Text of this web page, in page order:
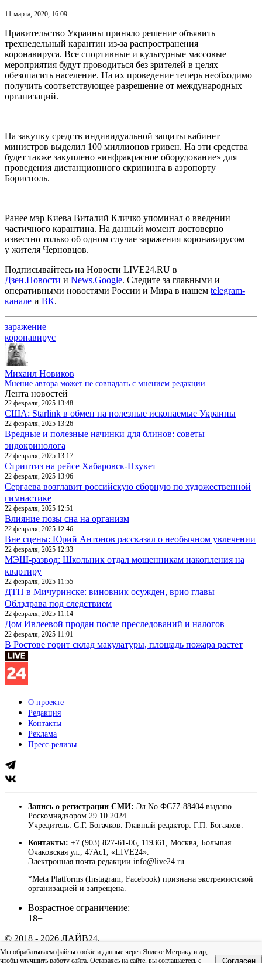
11 марта, 2020, 16:09
Правительство Украины приняло решение объявить
трехнедельный карантин из-за распространения
коронавируса. Все спортивные и культурные массовые
мероприятия будут проводиться без зрителей в целях
обезопасить население. На их проведение теперь необходимо
получить соответствующее разрешение от международных
организаций.
На закупку средств индивидуальной защиты кабинет
министров выделил 100 миллионов гривен. На эти средства
будет также закуплено «инфракрасное оборудование» для
проведения дистанционного скрининга в аэропорту
Борисполь.
Ранее мэр Киева Виталий Кличко упоминал о введении
частичного карантина. На данный момент достоверно
известно только об одном случае заражения коронавирусом –
у жителя Черновцов.
Подписывайтесь на Новости LIVE24.RU в
Дзен.Новости и News.Google. Следите за главными и
оперативными новостями России и Мира в нашем telegram-
канале и ВК.
заражение
коронавирус
Михаил Новиков
Мнение автора может не совпадать с мнением редакции.
Лента новостей
22 февраля, 2025 13:48
США: Starlink в обмен на полезные ископаемые Украины
22 февраля, 2025 13:26
Вредные и полезные начинки для блинов: советы
эндокринолога
22 февраля, 2025 13:17
Стриптиз на рейсе Хабаровск-Пхукет
22 февраля, 2025 13:06
Сергаева возглавит российскую сборную по художественной
гимнастике
22 февраля, 2025 12:51
Влияние позы сна на организм
22 февраля, 2025 12:46
Вне сцены: Юрий Антонов рассказал о необычном увлечении
22 февраля, 2025 12:33
МЭШ-развод: Школьник отдал мошенникам накопления на
квартиру
22 февраля, 2025 11:55
ДТП в Мичуринске: виновник осужден, врио главы
Облздрава под следствием
22 февраля, 2025 11:14
Дом Ивлеевой продан после преследований и налогов
22 февраля, 2025 11:01
В Ростове горит склад макулатуры, площадь пожара растет
О проекте
Редакция
Контакты
Реклама
Пресс-релизы
Запись о регистрации СМИ: Эл No ФС77-88404 выдано
Роскомнадзором 29.10.2024.
Учредитель: С.Г. Богачков. Главный редактор: Г.П. Богачков.
Контакты: +7 (903) 827-61-06, 119361, Москва, Большая
Очаковская ул., 47Ас1, «LIVE24».
Электронная почта редакции info@live24.ru
*Meta Platforms (Instagram, Facebook) признана экстремистской
организацией и запрещена.
Возрастное ограничение:
18+
© 2018 - 2026 ЛАЙВ24.
Пользовательское соглашение|Политика
конфиденциальности
Мы обрабатываем файлы cookie и данные через Яндекс.Метрику и др,
чтобы улучшить работу сайта. Оставаясь на сайте, вы соглашаетесь с
Согласен